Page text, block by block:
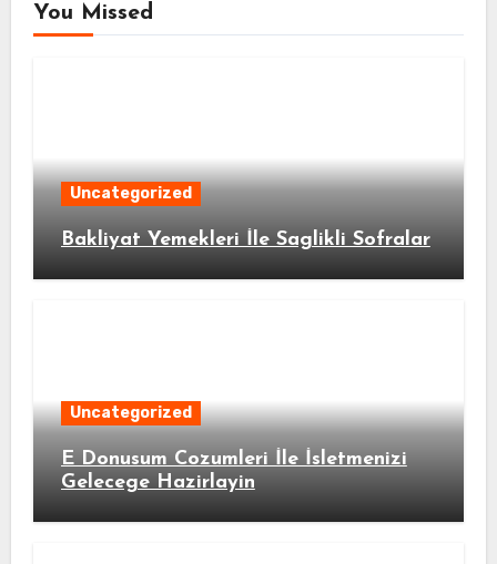
You Missed
Uncategorized
Bakliyat Yemekleri İle Saglikli Sofralar
Uncategorized
E Donusum Cozumleri İle İsletmenizi
Gelecege Hazirlayin